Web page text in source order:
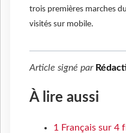
trois premières marches
visités sur mobile.
Article signé par
À lire aussi
1 Français sur 4